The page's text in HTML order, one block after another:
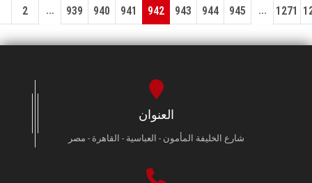
2 ... 939 940 941 942 943 944 945 ... 1271
العنوان
شارع الخليفة المأمون - العباسية - القاهرة - مصر